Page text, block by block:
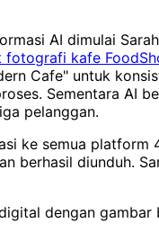
AI dimulai
fotografi kafe
Cafe" untuk
Sementara AI
pelanggan.
ke semua platform
berhasil diunduh.
dengan gambar